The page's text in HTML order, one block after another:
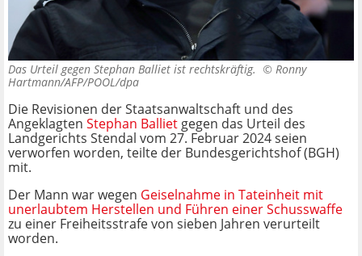
Das Urteil gegen Stephan Balliet ist rechtskräftig. © Ronny
Hartmann/AFP/POOL/dpa
Die Revisionen der Staatsanwaltschaft und des
Angeklagten Stephan Balliet gegen das Urteil des
Landgerichts Stendal vom 27. Februar 2024 seien
verworfen worden, teilte der Bundesgerichtshof (BGH)
mit.
Der Mann war wegen Geiselnahme in Tateinheit mit
unerlaubtem Herstellen und Führen einer Schusswaffe
zu einer Freiheitsstrafe von sieben Jahren verurteilt
worden.